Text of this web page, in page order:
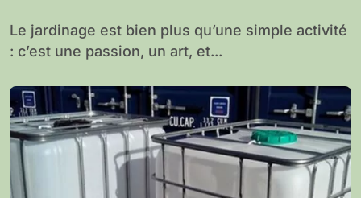
Le jardinage est bien plus qu’une simple activité
: c’est une passion, un art, et...